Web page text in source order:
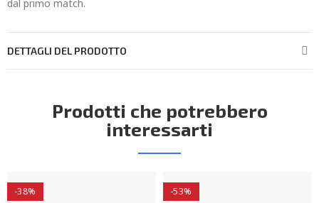
dal primo match.
DETTAGLI DEL PRODOTTO
Prodotti che potrebbero
interessarti
-38% -53%